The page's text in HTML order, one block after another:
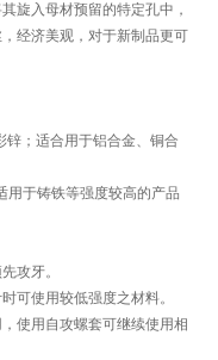
旋入母材预留的特定孔中，
经济美观，对于新制品更可
；适合用于铝合金、铜合
用于铸铁等强度较高的产品
攻牙。
可使用较低强度之材料。
使用自攻螺套可继续使用相